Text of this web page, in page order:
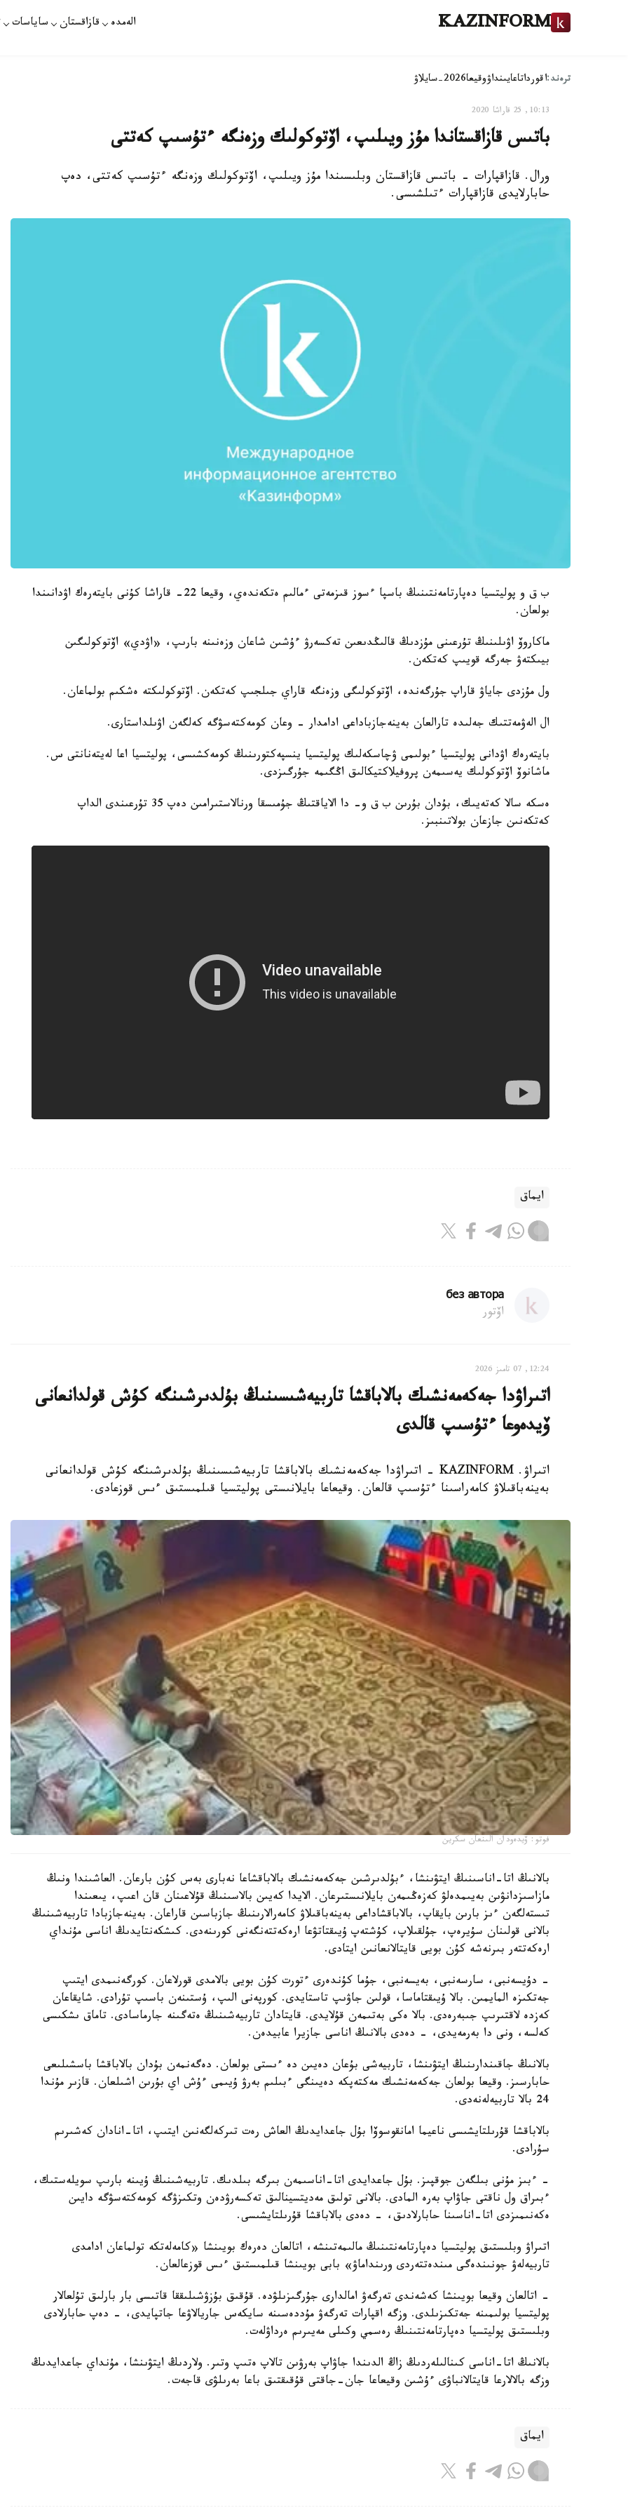
KAZINFORM الەمدە قازاقستان ساياسات
ترەند:اقورداتاعايىنداۋوقيعا2026-سايلاۋ
10:13, 25 قاراشا 2020
باتىس قازاقستاندا مۇز ويىلىپ، اۆتوكولىك وزەنگە ءتۇسىپ كەتتى
ورال. قازاقپارات - باتىس قازاقستان وبلىسىندا مۇز ويىلىپ، اۆتوكولىك وزەنگە ءتۇسىپ كەتتى، دەپ
حابارلايدى قازاقپارات ءتىلشىسى.
ب ق و پوليتسيا دەپارتامەنتىنىڭ باسپا ءسوز قىزمەتى ءمالىم ەتكەندەي، وقيعا 22- قاراشا كۇنى بايتەرەك اۋدانىندا
بولعان.
ماكاروۆ اۋىلىنىڭ تۇرعىنى مۇزدىڭ قالىڭدىعىن تەكسەرۋ ءۇشىن شاعان وزەنىنە بارىپ، «اۋدي» اۆتوكولىگىن
بيىكتەۋ جەرگە قويىپ كەتكەن.
ول مۇزدى جاياۋ قاراپ جۇرگەندە، اۆتوكولىگى وزەنگە قاراي جىلجىپ كەتكەن. اۆتوكولىكتە ەشكىم بولماعان.
ال الەۋمەتتىك جەلىدە تارالعان بەينەجازباداعى ادامدار - وعان كومەكتەسۋگە كەلگەن اۋىلداستارى.
بايتەرەك اۋدانى پوليتسيا ءبولىمى ۋچاسكەلىك پوليتسيا ينسپەكتورىنىڭ كومەكشىسى، پوليتسيا اعا لەيتەنانتى س.
ماشانوۆ اۆتوكولىك يەسىمەن پروفيلاكتيكالىق اڭگىمە جۇرگىزدى.
ەسكە سالا كەتەيىك، بۇدان بۇرىن ب ق و- دا الاياقتىڭ جۇمىسقا ورنالاستىرامىن دەپ 35 تۇرعىندى الداپ
كەتكەنىن جازعان بولاتىنبىز.
ايماق
без автора
اۆتور
12:24, 07 تامىز 2026
اتىراۋدا جەكەمەنشىك بالاباقشا تاربيەشىسىنىڭ بۇلدىرشىنگە كۇش قولدانعانى
ۆيدەوعا ءتۇسىپ قالدى
اتىراۋ. KAZINFORM - اتىراۋدا جەكەمەنشىك بالاباقشا تاربيەشىسىنىڭ بۇلدىرشىنگە كۇش قولدانعانى
بەينەباقىلاۋ كامەراسىنا ءتۇسىپ قالعان. وقيعاعا بايلانىستى پوليتسيا قىلمىستىق ءىس قوزعادى.
فوتو: ۆيدەودان الىنعان سكرين
بالانىڭ اتا-اناسىنىڭ ايتۋىنشا، ءبۇلدىرشىن جەكەمەنشىك بالاباقشاعا نەبارى بەس كۇن بارعان. العاشىندا ونىڭ
مازاسىزدانۋىن بەيىمدەلۋ كەزەڭىمەن بايلانىستىرعان. الايدا كەيىن بالاسىنىڭ قۇلاعىنان قان اعىپ، يىعىندا
تىستەلگەن ءىز بارىن بايقاپ، بالاباقشاداعى بەينەباقىلاۋ كامەرالارىنىڭ جازباسىن قاراعان. بەينەجازبادا تاربيەشىنىڭ
بالانى قولىنان سۇيرەپ، جۇلقىلاپ، كۇشتەپ ۇيىقتاتۋعا ارەكەتتەنگەنى كورىنەدى. كىشكەنتايدىڭ اناسى مۇنداي
ارەكەتتەر بىرنەشە كۇن بويى قايتالانعانىن ايتادى.
- دۇيسەنبى، سارسەنبى، بەيسەنبى، جۇما كۇندەرى ءتورت كۇن بويى بالامدى قورلاعان. كورگەنىمدى ايتىپ
جەتكىزە المايمىن. بالا ۇيىقتاماسا، قولىن جاۋىپ تاستايدى. كورپەنى الىپ، ۇستىنەن باسىپ تۇرادى. شايقاعان
كەزدە لاقتىرىپ جىبەرەدى. بالا ەكى بەتىمەن قۇلايدى. قايتادان تاربيەشىنىڭ ەتەگىنە جارماسادى. تاماق ىشكىسى
كەلسە، ونى دا بەرمەيدى، - دەدى بالانىڭ اناسى جازيرا عابيدەن.
بالانىڭ جاقىندارىنىڭ ايتۋىنشا، تاربيەشى بۇعان دەيىن دە ءىستى بولعان. دەگەنمەن بۇدان بالاباقشا باسشىلىعى
حابارسىز. وقيعا بولعان جەكەمەنشىك مەكتەپكە دەيىنگى ءبىلىم بەرۋ ۇيىمى ءۇش اي بۇرىن اشىلعان. قازىر مۇندا
24 بالا تاربيەلەنەدى.
بالاباقشا قۇرىلتايشىسى ناعيما امانقوسوۆا بۇل جاعدايدىڭ العاش رەت تىركەلگەنىن ايتىپ، اتا-انادان كەشىرىم
سۇرادى.
- ءبىز مۇنى بىلگەن جوقپىز. بۇل جاعدايدى اتا-اناسىمەن بىرگە بىلدىك. تاربيەشىنىڭ ۇيىنە بارىپ سويلەستىك،
ءبىراق ول ناقتى جاۋاپ بەرە المادى. بالانى تولىق مەديتسينالىق تەكسەرۋدەن وتكىزۋگە كومەكتەسۋگە دايىن
ەكەنىمىزدى اتا-اناسىنا حابارلادىق، - دەدى بالاباقشا قۇرىلتايشىسى.
اتىراۋ وبلىستىق پوليتسيا دەپارتامەنتىنىڭ مالىمەتىنشە، اتالعان دەرەك بويىنشا «كامەلەتكە تولماعان ادامدى
تاربيەلەۋ جونىندەگى مىندەتتەردى ورىنداماۋ» بابى بويىنشا قىلمىستىق ءىس قوزعالعان.
- اتالعان وقيعا بويىنشا كەشەندى تەرگەۋ امالدارى جۇرگىزىلۋدە. قۇقىق بۇزۋشىلىققا قاتىسى بار بارلىق تۇلعالار
پوليتسيا بولىمىنە جەتكىزىلدى. وزگە اقپارات تەرگەۋ مۇددەسىنە سايكەس جاريالاۋعا جاتپايدى، - دەپ حابارلادى
وبلىستىق پوليتسيا دەپارتامەنتىنىڭ رەسمي وكىلى مەيىرىم ەرداۋلەت.
بالانىڭ اتا-اناسى كىنالىلەردىڭ زاڭ الدىندا جاۋاپ بەرۋىن تالاپ ەتىپ وتىر. ولاردىڭ ايتۋىنشا، مۇنداي جاعدايدىڭ
وزگە بالالارعا قايتالانباۋى ءۇشىن وقيعاعا جان-جاقتى قۇقىقتىق باعا بەرىلۋى قاجەت.
ايماق